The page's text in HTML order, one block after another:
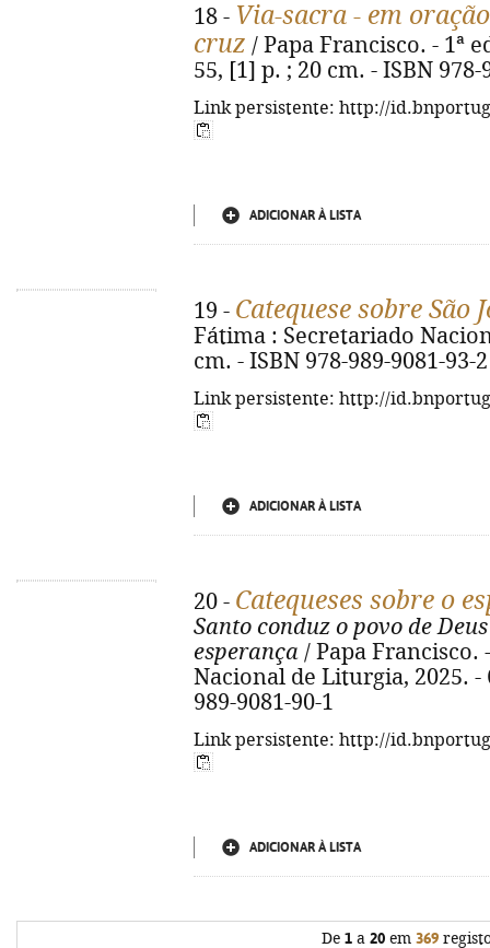
18 - Via-sacra - em
cruz / Papa Francisco. - 1ª
55, [1] p. ; 20 cm. - ISBN 978-
Link persistente: http://
ADICIONAR À LISTA
19 - Catequese sobre São
Fátima : Secretariado
cm. - ISBN 978-989-9081-93-2
Link persistente: http://
ADICIONAR À LISTA
20 - Catequeses sobre o
Santo conduz o povo de
esperança / Papa Francisco.
Nacional de Liturgia, 2025. -
989-9081-90-1
Link persistente: http://
ADICIONAR À LISTA
De 1 a 20 em 369